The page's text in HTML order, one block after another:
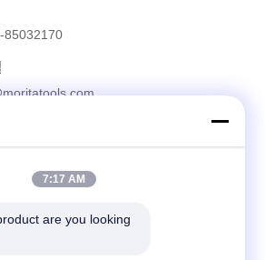
85032170
Wangzhuang Road, New District,
7:17 AM
are you looking